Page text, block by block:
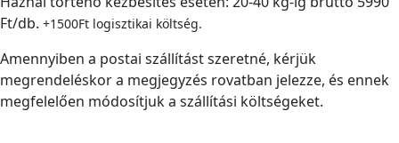
Ft/db. +1500Ft logisztikai költség.
Amennyiben a postai szállítást szeretné, kérjük
megrendeléskor a megjegyzés rovatban jelezze, és ennek
megfelelően módosítjuk a szállítási költségeket.